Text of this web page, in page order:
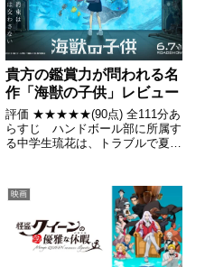
貴方の鑑賞力が問われる名
作「海獣の子供」レビュー
評価 ★★★★★(90点) 全111分あ
らすじ ハンドボール部に所属す
る中学生琉花は、トラブルで夏休
映画